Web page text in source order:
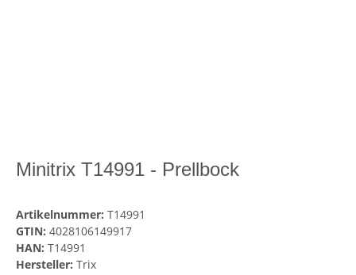
Minitrix T14991 - Prellbock
Artikelnummer:T14991
GTIN: 4028106149917
HAN: T14991
Hersteller: Trix